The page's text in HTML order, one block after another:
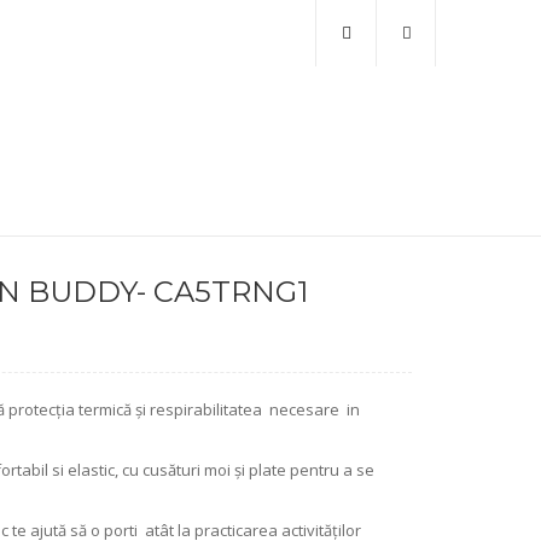
BUDDY- CA5TRNG1
protecția termică și respirabilitatea necesare in
si elastic, cu cusături moi și plate pentru a se
te ajută să o porti atât la practicarea activităților